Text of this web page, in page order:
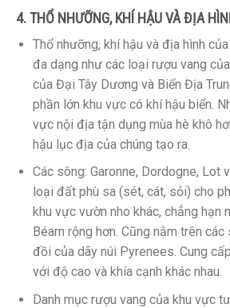
4. THỔ NHƯỠNG, KHÍ HẬU VÀ ĐỊA
Thổ nhưỡng, khí hậu và địa hình
đa dạng như các loại rượu vang
của Đại Tây Dương và Biển Địa
phần lớn khu vực có khí hậu biển.
vực nội địa tận dụng mùa hè khô
hậu lục địa của chúng tạo ra.
Các sông: Garonne, Dordogne, Lot
loại đất phù sa (sét, cát, sỏi) cho
khu vực vườn nho khác, chẳng hạn
Béarn rộng hơn. Cũng nằm trên
đồi của dãy núi Pyrenees. Cung
với độ cao và khía cạnh khác nhau.
Danh mục rượu vang của khu vực